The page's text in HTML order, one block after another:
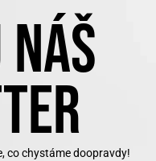
co chystáme doopravdy!